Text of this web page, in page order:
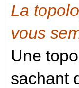
La
vous
Une
sachant